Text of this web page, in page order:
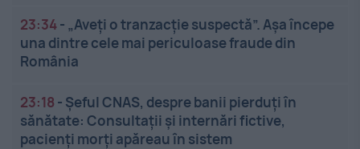
23:34- „Aveți o tranzacție suspectă”. Așa începe
una dintre cele mai periculoase fraude din
România
23:18 - Șeful CNAS, despre banii pierduți în
sănătate: Consultații și internări fictive,
pacienți morți apăreau în sistem